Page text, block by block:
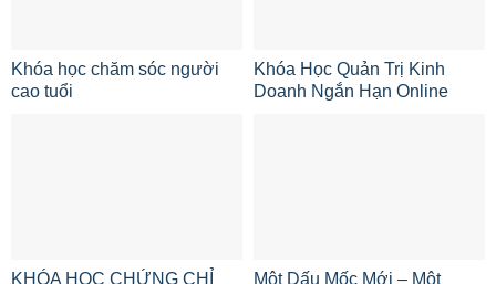
Khóa học chăm sóc người
cao tuổi
Khóa Học Quản Trị Kinh
Doanh Ngắn Hạn Online
KHÓA HỌC CHỨNG CHỈ
Một Dấu Mốc Mới – Một